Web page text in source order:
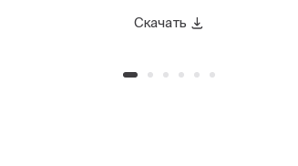
Скачать